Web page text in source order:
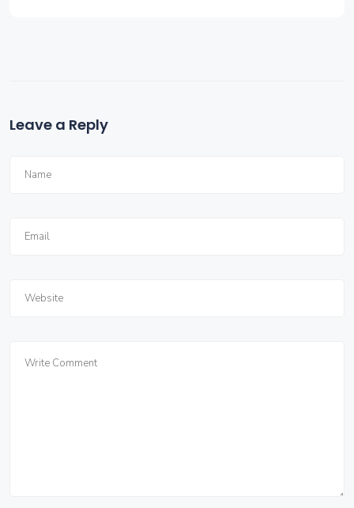
Leave a Reply